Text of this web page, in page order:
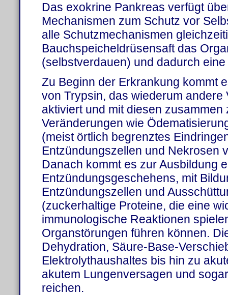
Das exokrine Pankreas verfügt
Mechanismen zum Schutz vor
alle Schutzmechanismen
Bauchspeicheldrüsensaft das
(selbstverdauen) und dadurch
Zu Beginn der Erkrankung kommt
von Trypsin, das wiederum andere
aktiviert und mit diesen zusammen
Veränderungen wie
(meist örtlich begrenztes
Entzündungszellen und Nekrosen
Danach kommt es zur Ausbildung
Entzündungsgeschehens, mit
Entzündungszellen und
(zuckerhaltige Proteine, die eine
immunologische Reaktionen
Organstörungen führen können.
Dehydration, Säure-Base-
Elektrolythaushaltes bis hin zu
akutem Lungenversagen und
reichen.